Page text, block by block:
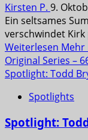
Kirsten P. 9.
Ein seltsames
verschwindet Kirk
Weiterlesen Mehr
Original Series –
Spotlight: Todd
Spotlights
Spotlight: